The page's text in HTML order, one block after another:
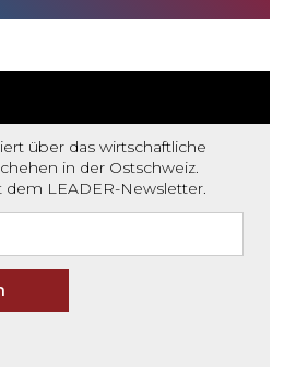
über das wirtschaftliche
in der Ostschweiz.
LEADER-Newsletter.